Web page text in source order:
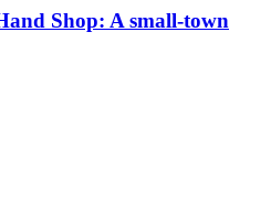
Shop: A small-town